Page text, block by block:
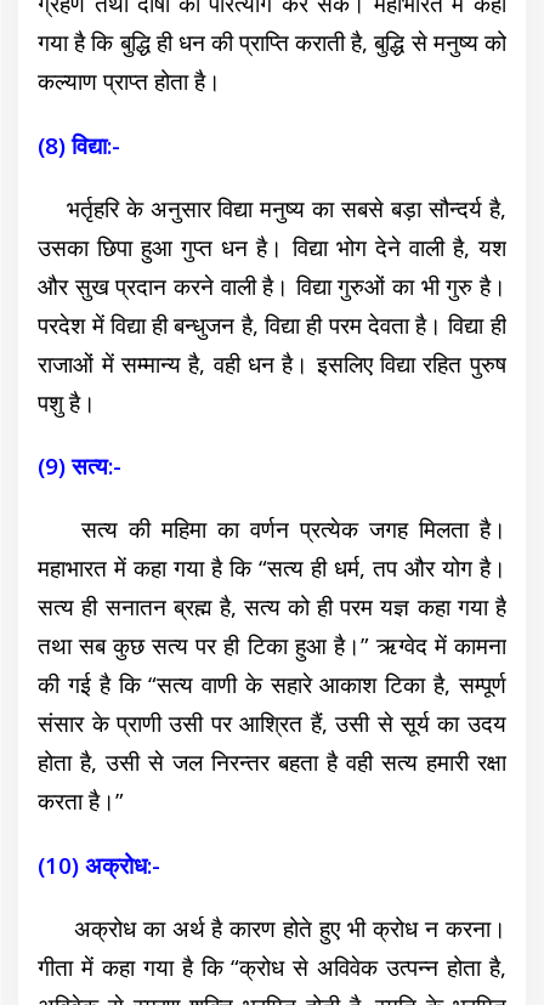
गया है कि बुद्धि ही धन की प्राप्ति कराती है, बुद्धि से मनुष्य को
कल्याण प्राप्त होता है।
(8) विद्या:-
भर्तृहरि के अनुसार विद्या मनुष्य का सबसे बड़ा सौन्दर्य है,
उसका छिपा हुआ गुप्त धन है। विद्या भोग देने वाली है, यश
और सुख प्रदान करने वाली है। विद्या गुरुओं का भी गुरु है।
परदेश में विद्या ही बन्धुजन है, विद्या ही परमदेवता है। विद्या ही
राजाओं में सम्मान्य है, वही धन है। इसलिए विद्या रहित पुरुष
पशु है।
(9) सत्य:-
सत्य की महिमा का वर्णन प्रत्येक जगह मिलता है।
महाभारत में कहा गया है कि “सत्य ही धर्म, तप और योग है।
सत्य ही सनातन ब्रह्म है, सत्य को ही परम यज्ञ कहा गया है
तथा सब कुछ सत्य पर ही टिका हुआ है।” ऋग्वेद में कामना
की गई है कि “सत्य वाणी के सहारे आकाश टिका है, सम्पूर्ण
संसार के प्राणी उसी पर आश्रित हैं, उसी से सूर्य का उदय
होता है, उसी से जल निरन्तर बहता है वही सत्य हमारी रक्षा
करता है।”
(10) अक्रोध:-
अक्रोध का अर्थ है कारण होते हुए भी क्रोध न करना।
गीता में कहा गया है कि “क्रोध से अविवेक उत्पन्न होता है,